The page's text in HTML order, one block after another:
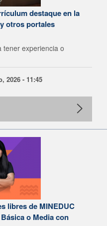
destaque en la
otros portales
tener experiencia o
2026 - 11:45
libres de MINEDUC
o Media con